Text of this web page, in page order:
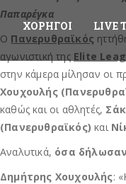
ΧΟΡΗΓΟΊ LIVE
Παπαρέγκα
Ο Πανερυθραϊκός
αγωνιστική της Elite
στην κάμερα μίλησαν οι
Χουχουλής
καθώς και οι αθλητές,
(Πανερυθραϊκός) και
Αναλυτικά, όσα δήλωσαν
Δημήτρης Χουχουλής: